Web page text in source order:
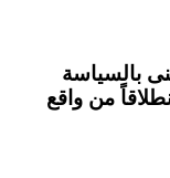
تُعنى بالسياسة
من واقع